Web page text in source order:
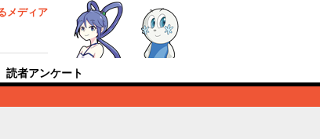
メディア
読者アンケート